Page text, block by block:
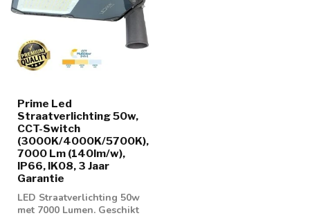
Prime Led
Straatverlichting 50w,
CCT-Switch
(3000K/4000K/5700K),
7000 Lm (140lm/w),
IP66, IK08, 3 Jaar
Garantie
LED Straatverlichting 50w
met 7000 Lumen. Geschikt